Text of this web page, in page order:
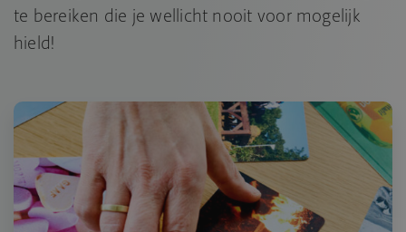
te bereiken die je wellicht nooit voor mogelijk
hield!